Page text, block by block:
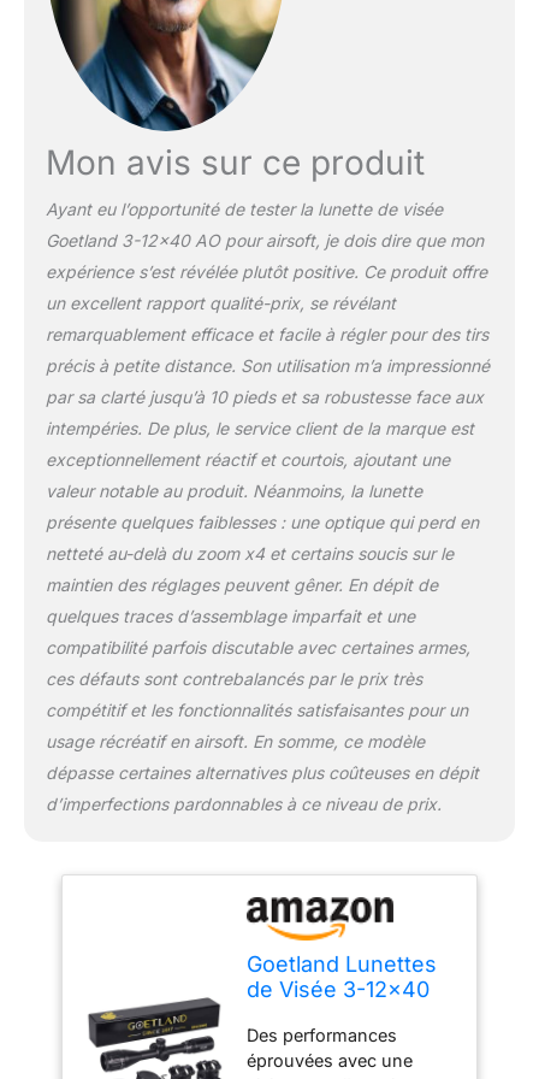
comprend un réticule en
croix, un diamètre
d'objectif de 40 mm, des
éclairage rouge/vert/bleu,
un contrôle de luminosité
réglages précis de
l'élévation/du vent pour
une précision supérieure
Conçu pour durer:
d'aluminium de qualité
aérospatiale avec joint
torique et remplissage à
l'azote pour des
performances étanches
et antibuée. Comprend
des couvercles d'objectif
rabattables pour garder
les objectifs propres et
protégés Compatibilité
universelle: livré avec 2
paires d'anneaux de
montage pour les
montures Weaver 20 mm
et Dovetail 11 mm,
compatibles avec la
plupart des équipements
nécessitant des fixations
optiques de précision.
supplémentaires peuvent
être nécessaires
Conception centrée sur
le client: la pile CR2032
n'est plus incluse en
raison des politiques
d'expédition. Bénéficie
d'une garantie de
Mon avis sur ce produit
Ayant eu l’opportunité de tester la lunette de visée
Goetland 3-12×40 AO pour airsoft, je dois dire que mon
expérience s’est révélée plutôt positive. Ce produit offre
un excellent rapport qualité-prix, se révélant
remarquablement efficace et facile à régler pour des tirs
précis à petite distance. Son utilisation m’a impressionné
par sa clarté jusqu’à 10 pieds et sa robustesse face aux
intempéries. De plus, le service client de la marque est
exceptionnellement réactif et courtois, ajoutant une
valeur notable au produit. Néanmoins, la lunette
présente quelques faiblesses : une optique qui perd en
netteté au-delà du zoom x4 et certains soucis sur le
maintien des réglages peuvent gêner. En dépit de
quelques traces d’assemblage imparfait et une
compatibilité parfois discutable avec certaines armes,
ces défauts sont contrebalancés par le prix très
compétitif et les fonctionnalités satisfaisantes pour un
usage récréatif en airsoft. En somme, ce modèle
dépasse certaines alternatives plus coûteuses en dépit
d’imperfections pardonnables à ce niveau de prix.
Goetland Lunettes
de Visée 3-12x40
Rouge Vert Bleu
Illuminé Duplex
Des performances
éprouvées avec une